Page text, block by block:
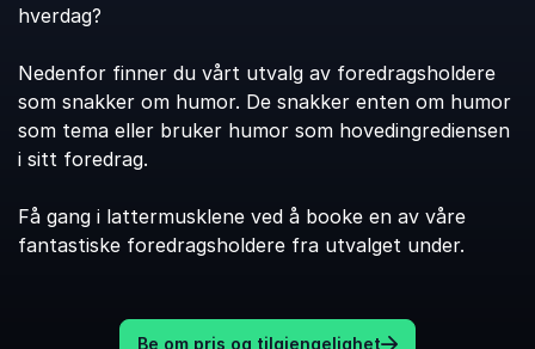
hverdag?
Nedenfor finner du vårt utvalg av foredragsholdere
som snakker om humor. De snakker enten om humor
som tema eller bruker humor som hovedingrediensen
i sitt foredrag.
Få gang i lattermusklene ved å booke en av våre
fantastiske foredragsholdere fra utvalget under.
Be om pris og tilgjengelighet